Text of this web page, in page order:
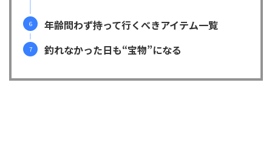
年齢問わず持って行くべきアイテム一覧
釣れなかった日も“宝物”になる